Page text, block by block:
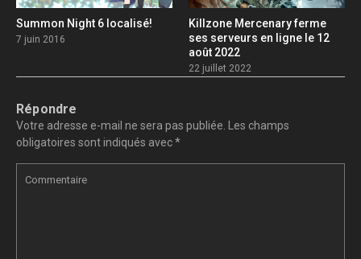
Summon Night 6 localisé!
7 juin 2016
Killzone Mercenary ferme
ses serveurs en ligne le 12
août 2022
22 juillet 2022
Répondre
Votre adresse e-mail ne sera pas publiée. Les champs
obligatoires sont indiqués avec*